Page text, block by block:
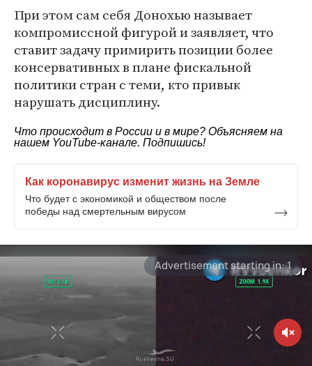
При этом сам себя Донохью называет
компромиссной фигурой и заявляет, что
ставит задачу примирить позиции более
консервативных в плане фискальной
политики стран с теми, кто привык
нарушать дисциплину.
Что происходит в России и в мире? Объясняем на
нашем YouTube-канале. Подпишись!
Как коронавирус изменит жизнь на Земле
Что будет с экономикой и обществом после
победы над смертельным вирусом